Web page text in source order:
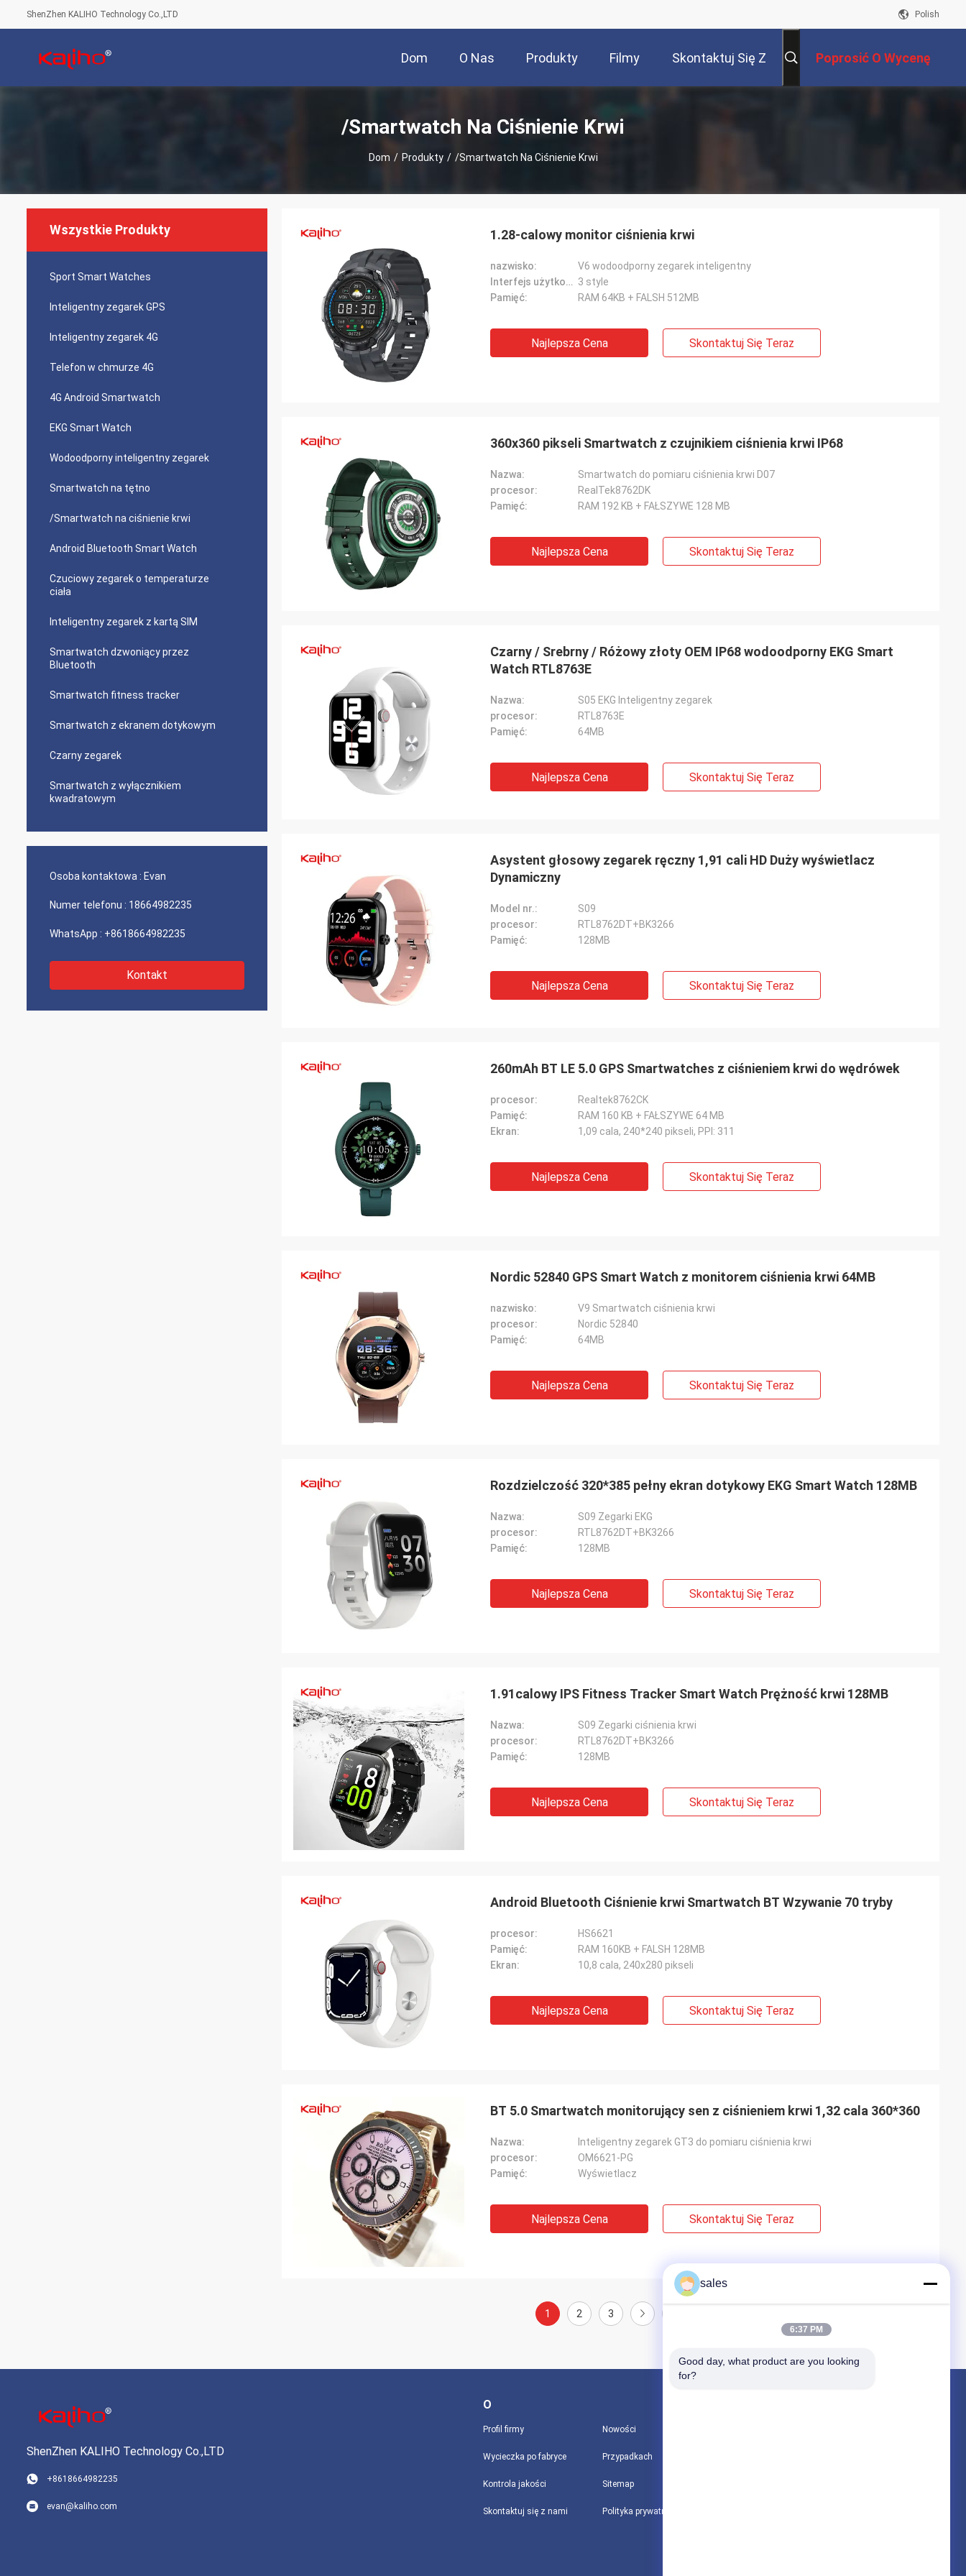
ShenZhen KALIHO Technology Co.,LTD Polish
Dom O Nas Produkty Filmy Skontaktuj Się Z Poprosić O Wycenę
/Smartwatch Na Ciśnienie Krwi
Dom / Produkty / /Smartwatch Na Ciśnienie Krwi
Wszystkie Produkty
Sport Smart Watches
Inteligentny zegarek GPS
Inteligentny zegarek 4G
Telefon w chmurze 4G
4G Android Smartwatch
EKG Smart Watch
Wodoodporny inteligentny zegarek
Smartwatch na tętno
/Smartwatch na ciśnienie krwi
Android Bluetooth Smart Watch
Czuciowy zegarek o temperaturze
ciała
Inteligentny zegarek z kartą SIM
Smartwatch dzwoniący przez
Bluetooth
Smartwatch fitness tracker
Smartwatch z ekranem dotykowym
Czarny zegarek
Smartwatch z wyłącznikiem
kwadratowym
Osoba kontaktowa : Evan
Numer telefonu : 18664982235
WhatsApp : +8618664982235
Kontakt
1.28-calowy monitor ciśnienia krwi
nazwisko:
V6 wodoodporny zegarek inteligentny
Interfejs użytkownika: 3 style
Pamięć:
RAM 64KB + FALSH 512MB
Najlepsza Cena Skontaktuj Się Teraz
360x360 pikseli Smartwatch z czujnikiem ciśnienia krwi IP68
Nazwa:
Smartwatch do pomiaru ciśnienia krwi D07
procesor:
RealTek8762DK
Pamięć:
RAM 192 KB + FAŁSZYWE 128 MB
Najlepsza Cena Skontaktuj Się Teraz
Czarny / Srebrny / Różowy złoty OEM IP68 wodoodporny EKG Smart
Watch RTL8763E
Nazwa:
S05 EKG Inteligentny zegarek
procesor:
RTL8763E
Pamięć:
64MB
Najlepsza Cena Skontaktuj Się Teraz
Asystent głosowy zegarek ręczny 1,91 cali HD Duży wyświetlacz
Dynamiczny
Model nr.:
S09
procesor:
RTL8762DT+BK3266
Pamięć:
128MB
Najlepsza Cena Skontaktuj Się Teraz
260mAh BT LE 5.0 GPS Smartwatches z ciśnieniem krwi do wędrówek
procesor:
Realtek8762CK
Pamięć:
RAM 160 KB + FAŁSZYWE 64 MB
Ekran:
1,09 cala, 240*240 pikseli, PPI: 311
Najlepsza Cena Skontaktuj Się Teraz
Nordic 52840 GPS Smart Watch z monitorem ciśnienia krwi 64MB
nazwisko:
V9 Smartwatch ciśnienia krwi
procesor:
Nordic 52840
Pamięć:
64MB
Najlepsza Cena Skontaktuj Się Teraz
Rozdzielczość 320*385 pełny ekran dotykowy EKG Smart Watch 128MB
Nazwa:
S09 Zegarki EKG
procesor:
RTL8762DT+BK3266
Pamięć:
128MB
Najlepsza Cena Skontaktuj Się Teraz
1.91calowy IPS Fitness Tracker Smart Watch Prężność krwi 128MB
Nazwa:
S09 Zegarki ciśnienia krwi
procesor:
RTL8762DT+BK3266
Pamięć:
128MB
Najlepsza Cena Skontaktuj Się Teraz
Android Bluetooth Ciśnienie krwi Smartwatch BT Wzywanie 70 tryby
procesor:
HS6621
Pamięć:
RAM 160KB + FALSH 128MB
Ekran:
10,8 cala, 240x280 pikseli
Najlepsza Cena Skontaktuj Się Teraz
BT 5.0 Smartwatch monitorujący sen z ciśnieniem krwi 1,32 cala 360*360
Nazwa:
Inteligentny zegarek GT3 do pomiaru ciśnienia krwi
procesor:
OM6621-PG
Pamięć:
Wyświetlacz
Najlepsza Cena Skontaktuj Się Teraz
1 2 3
ShenZhen KALIHO Technology Co.,LTD
+8618664982235
evan@kaliho.com
O
Profil firmy
Wycieczka po fabryce
Kontrola jakości
Skontaktuj się z nami
Nowości
Przypadkach
Sitemap
Polityka prywatności
sales
6:37 PM
Good day, what product are you looking
for?